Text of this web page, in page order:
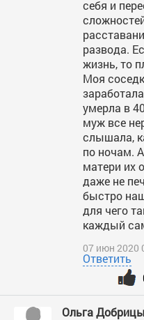
себя и
развода.
жизнь, то
Моя
умерла в
муж все
слышала,
по ночам.
матери их
даже не
быстро
для чего
каждый
07 июн 2020
Ответить
Ольга